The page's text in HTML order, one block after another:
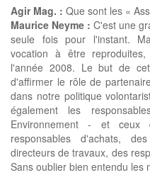
Agir Mag. : Que sont les «
Maurice Neyme :C'est une
seule fois pour l'instant.
vocation à être
l'année 2008. Le but de
d'affirmer le rôle de
dans notre politique
également les
Environnement - et ceux
responsables d'achats,
directeurs de travaux, des
Sans oublier bien entendu les